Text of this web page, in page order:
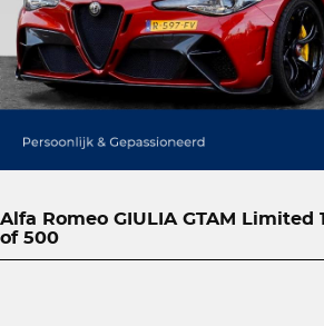
Alfa Romeo GIULIA GTAM Limited 1
of 500